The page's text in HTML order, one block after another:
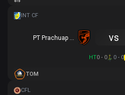
vs
HT0 - 0 0 - 0
TOM